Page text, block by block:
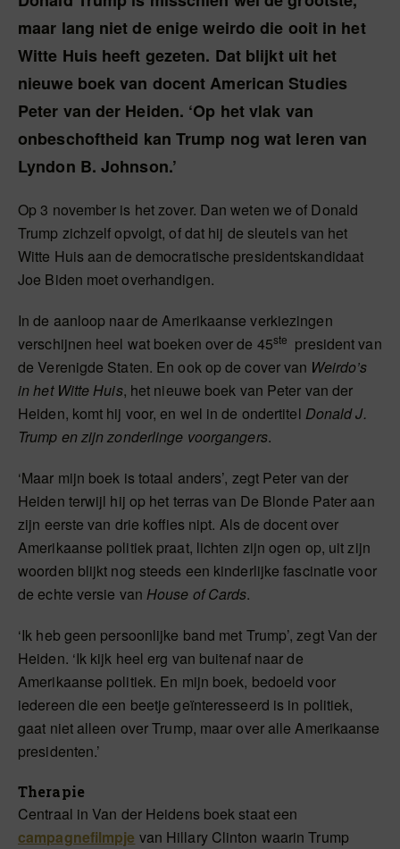
maar lang niet de enige weirdo die ooit in het
Witte Huis heeft gezeten. Dat blijkt uit het
nieuwe boek van docent American Studies
Peter van der Heiden. ‘Op het vlak van
onbeschoftheid kan Trump nog wat leren van
Lyndon B. Johnson.’
Op 3 november is het zover. Dan weten we of Donald
Trump zichzelf opvolgt, of dat hij de sleutels van het
Witte Huis aan de democratische presidentskandidaat
Joe Biden moet overhandigen.
In de aanloop naar de Amerikaanse verkiezingen
verschijnen heel wat boeken over de 45ste president van
de Verenigde Staten. En ook op de cover van Weirdo’s
in het Witte Huis, het nieuwe boek van Peter van der
Heiden, komt hij voor, en wel in de ondertitel Donald J.
Trump en zijn zonderlinge voorgangers.
‘Maar mijn boek is totaal anders’, zegt Peter van der
Heiden terwijl hij op het terras van De Blonde Pater aan
zijn eerste van drie koffies nipt. Als de docent over
Amerikaanse politiek praat, lichten zijn ogen op, uit zijn
woorden blijkt nog steeds een kinderlijke fascinatie voor
de echte versie van House of Cards.
‘Ik heb geen persoonlijke band met Trump’, zegt Van der
Heiden. ‘Ik kijk heel erg van buitenaf naar de
Amerikaanse politiek. En mijn boek, bedoeld voor
iedereen die een beetje geïnteresseerd is in politiek,
gaat niet alleen over Trump, maar over alle Amerikaanse
presidenten.’
Therapie
Centraal in Van der Heidens boek staat een
campagnefilmpje van Hillary Clinton waarin Trump